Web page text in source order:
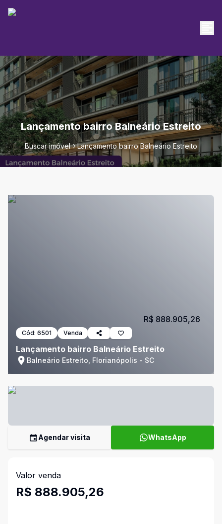
Lançamento bairro Balneário Estreito
Buscar imóvel Lançamento bairro Balneário Estreito
Cód: 6501 Venda
Lançamento bairro Balneário Estreito
Balneário Estreito, Florianópolis - SC
R$ 888.905,26
Agendar visita WhatsApp
Valor venda
R$ 888.905,26